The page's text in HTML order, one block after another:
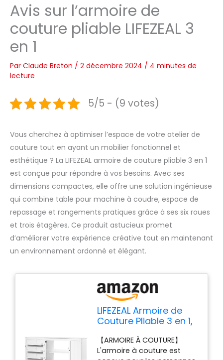
Avis sur l’armoire de
couture pliable LIFEZEAL 3
en 1
Par Claude Breton / 2 décembre 2024 / 4 minutes de
lecture
5/5 - (9 votes)
Vous cherchez à optimiser l’espace de votre atelier de
couture tout en ayant un mobilier fonctionnel et
esthétique ? La LIFEZEAL armoire de couture pliable 3 en 1
est conçue pour répondre à vos besoins. Avec ses
dimensions compactes, elle offre une solution ingénieuse
qui combine table pour machine à coudre, espace de
repassage et rangements pratiques grâce à ses six roues
et trois étagères. Ce produit astucieux promet
d’améliorer votre expérience créative tout en maintenant
un environnement ordonné et élégant.
LIFEZEAL Armoire de
Couture Pliable 3 en 1,
Coudre Peu
Encombrante, Bureau
【ARMOIRE À COUTURE】
L'armoire à couture est